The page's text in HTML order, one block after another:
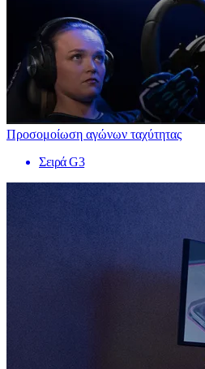
Προσομοίωση αγώνων ταχύτητας
Σειρά G3